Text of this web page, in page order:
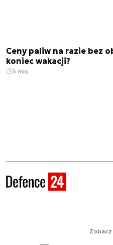
Ceny paliw na razie bez
koniec wakacji?
3 min.
Zobacz